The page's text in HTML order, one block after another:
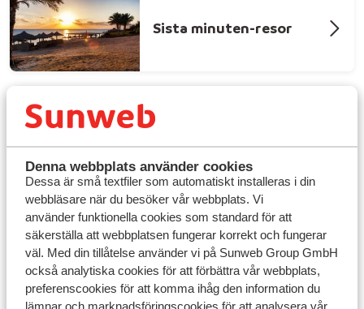
Denna webbplats använder cookies
Dessa är små textfiler som automatiskt installeras i din
webbläsare när du besöker vår webbplats. Vi
använder funktionella cookies som standard för att
säkerställa att webbplatsen fungerar korrekt och fungerar
väl. Med din tillåtelse använder vi på Sunweb Group GmbH
också analytiska cookies för att förbättra vår webbplats,
preferenscookies för att komma ihåg den information du
lämnar och marknadsföringscookies för att analysera vår
Sista minuten-resor
Några favoriter
Selections